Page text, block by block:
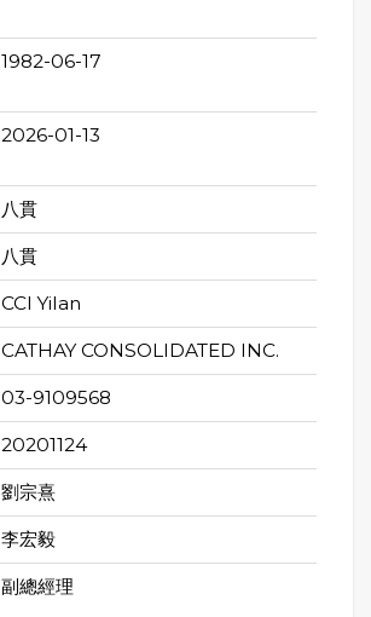
1982-06-17
2026-01-13
八貫
八貫
CCI Yilan
CATHAY CONSOLIDATED INC.
03-9109568
20201124
劉宗熹
李宏毅
副總經理